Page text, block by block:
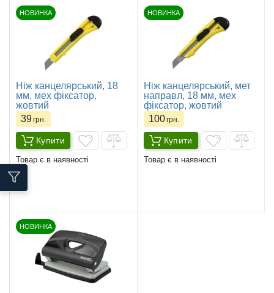
НОВИНКА
Ніж канцелярський, 18
мм, мех фіксатор,
жовтий
39грн.
Купити
Товар є в наявності
НОВИНКА
Ніж канцелярський, мет
направл, 18 мм, мех
фіксатор, жовтий
100грн.
Купити
Товар є в наявності
НОВИНКА